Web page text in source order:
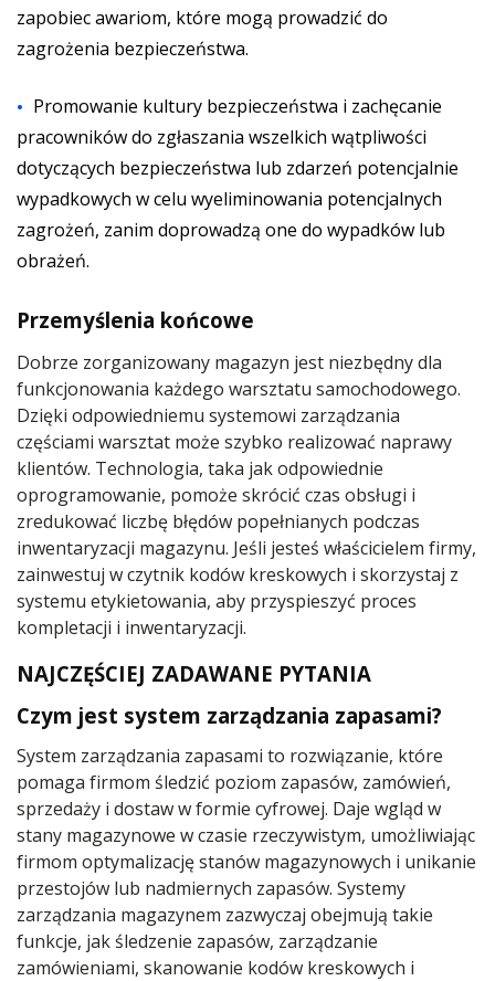
zapobiec awariom, które mogą prowadzić do
zagrożenia bezpieczeństwa.
Promowanie kultury bezpieczeństwa i zachęcanie
pracowników do zgłaszania wszelkich wątpliwości
dotyczących bezpieczeństwa lub zdarzeń potencjalnie
wypadkowych w celu wyeliminowania potencjalnych
zagrożeń, zanim doprowadzą one do wypadków lub
obrażeń.
Przemyślenia końcowe
Dobrze zorganizowany magazyn jest niezbędny dla
funkcjonowania każdego warsztatu samochodowego.
Dzięki odpowiedniemu systemowi zarządzania
częściami warsztat może szybko realizować naprawy
klientów. Technologia, taka jak odpowiednie
oprogramowanie, pomoże skrócić czas obsługi i
zredukować liczbę błędów popełnianych podczas
inwentaryzacji magazynu. Jeśli jesteś właścicielem firmy,
zainwestuj w czytnik kodów kreskowych i skorzystaj z
systemu etykietowania, aby przyspieszyć proces
kompletacji i inwentaryzacji.
NAJCZĘŚCIEJ ZADAWANE PYTANIA
Czym jest system zarządzania zapasami?
System zarządzania zapasami to rozwiązanie, które
pomaga firmom śledzić poziom zapasów, zamówień,
sprzedaży i dostaw w formie cyfrowej. Daje wgląd w
stany magazynowe w czasie rzeczywistym, umożliwiając
firmom optymalizację stanów magazynowych i unikanie
przestojów lub nadmiernych zapasów. Systemy
zarządzania magazynem zazwyczaj obejmują takie
funkcje, jak śledzenie zapasów, zarządzanie
zamówieniami, skanowanie kodów kreskowych i